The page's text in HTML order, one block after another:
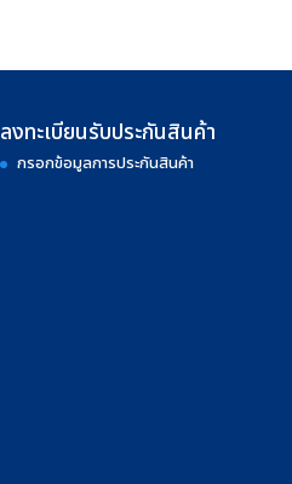
ลงทะเบียนรับประกันสินค้า
กรอกข้อมูลการประกันสินค้า